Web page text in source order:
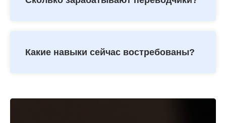
Какие навыки сейчас востребованы?